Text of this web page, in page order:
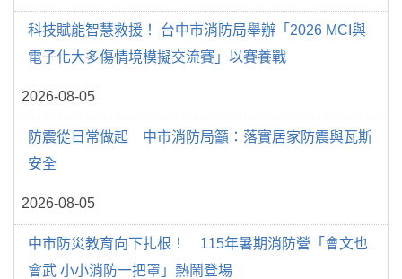
科技賦能智慧救援！ 台中市消防局舉辦「2026 MCI與
電子化大多傷情境模擬交流賽」以賽養戰
2026-08-05
防震從日常做起 中市消防局籲：落實居家防震與瓦斯
安全
2026-08-05
中市防災教育向下扎根！ 115年暑期消防營「會文也
會武 小小消防一把罩」熱鬧登場